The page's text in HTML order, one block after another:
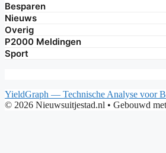
Besparen
Nieuws
Overig
P2000 Meldingen
Sport
YieldGraph — Technische Analyse voor
© 2026 Nieuwsuitjestad.nl • Gebouwd met